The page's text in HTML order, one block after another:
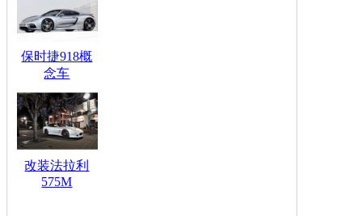
保时捷918概
念车
改装法拉利
575M